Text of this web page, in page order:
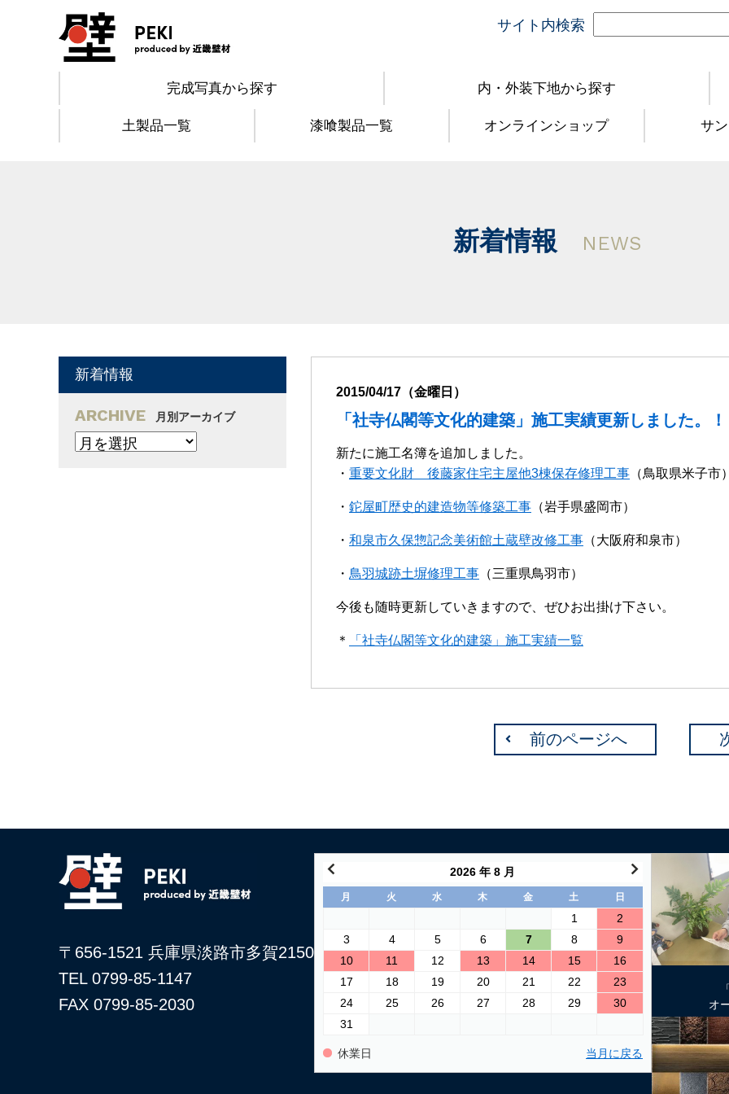
サイト内検索
完成写真から探す 内・外装下地から探す
土製品一覧 漆喰製品一覧 オンラインショップ サ
新着情報 NEWS
2015/04/17（金曜日）
「社寺仏閣等文化的建築」施工実績更新しました。！
新たに施工名簿を追加しました。
・ 重要文化財 後藤家住宅主屋他3棟保存修理工事 （鳥取県米子市
・ 鉈屋町歴史的建造物等修築工事 （岩手県盛岡市）
・ 和泉市久保惣記念美術館土蔵壁改修工事 （大阪府和泉市）
・ 鳥羽城跡土塀修理工事 （三重県鳥羽市）
今後も随時更新していきますので、ぜひお出掛け下さい。
＊ 「社寺仏閣等文化的建築」施工実績一覧
前のページへ
新着情報
ARCHIVE 月別アーカイブ
〒656-1521 兵庫県淡路市多賀2150
TEL 0799-85-1147
FAX 0799-85-2030
2026 年 8 月
月 火 水 木 金 土 日
1
2
3
4 5 6 7 8
9
10
11 12 13 14 15
16
17
18 19 20 21 22
23
24
25 26 27 28 29
30
31
休業日 当月に戻る
オ